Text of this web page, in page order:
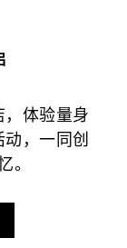
体验量身
，一同创
。